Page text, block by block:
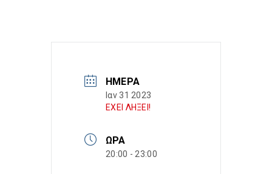
ΗΜΈΡΑ
Ιαν 31 2023
ΕΧΕΙ ΛΗΞΕΙ!
ΏΡΑ
20:00 - 23:00